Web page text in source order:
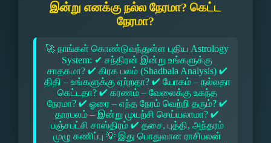
இன்று எனக்கு நல்ல நேரமா? கெட்ட
நேரமா?
🚀 நாங்கள் கொண்டுவந்துள்ள புதிய Astrology
System: ✔ சந்திரன் இன்று உங்களுக்கு
சாதகமா? ✔ கிரக பலம் (Shadbala Analysis) ✔
திதி – உங்களுக்கு ஏற்றதா? ✔ யோகம் – நல்லதா
கெட்டதா? ✔ கரணம் – வேலைக்கு உகந்த
நேரமா? ✔ ஓரை – எந்த நேரம் வெற்றி தரும்? ✔
தாரபலம் – இன்று முயற்சி செய்யலாமா? ✔
பஞ்சபட்சி சாஸ்திரம் ✔ தசை, புத்தி, அந்தரம்
முழு கணிப்பு 💡 இது பொதுவான ராசிபலன்